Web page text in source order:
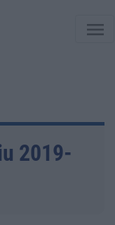
menu
2019-